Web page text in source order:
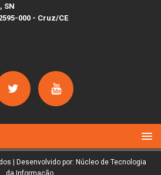
SN
000 - Cruz/CE
| Desenvolvido por: Núcleo de Tecnologia
da Informação